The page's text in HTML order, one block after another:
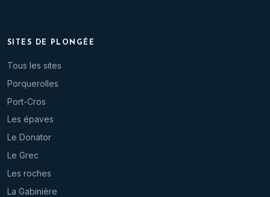
SITES DE PLONGÉE
Tous les sites
Porquerolles
Port-Cros
Les épaves
Le Donator
Le Grec
Les roches
La Gabinière